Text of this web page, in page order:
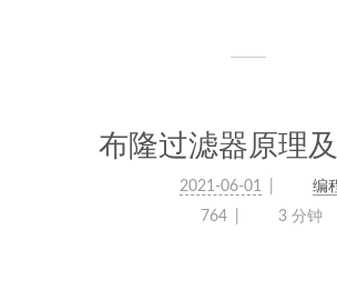
布隆过滤器原理
2021-06-01
编
764
3 分钟